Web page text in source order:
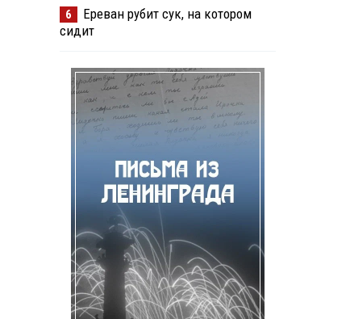
6
Ереван рубит сук, на котором
сидит